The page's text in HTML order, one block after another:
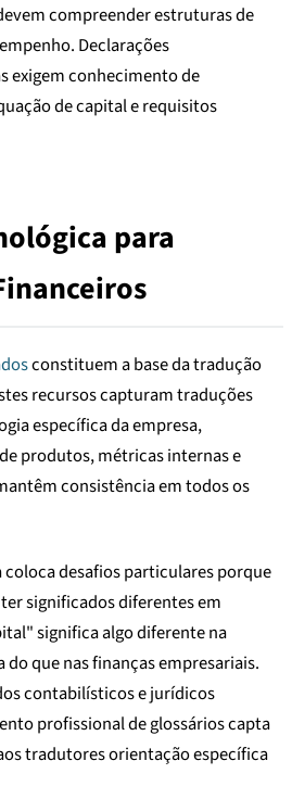
compreender estruturas de
Declarações
exigem conhecimento de
de capital e requisitos
para
constituem a base da tradução
recursos capturam traduções
específica da empresa,
produtos, métricas internas e
consistência em todos os
desafios particulares porque
significados diferentes em
significa algo diferente na
que nas finanças empresariais.
contabilísticos e jurídicos
profissional de glossários capta
tradutores orientação específica